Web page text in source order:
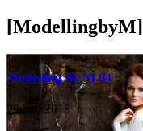
[ModellingbyM]
Modelling By M 04
29 maj 2018